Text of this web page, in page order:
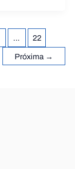
… 22
Próxima →